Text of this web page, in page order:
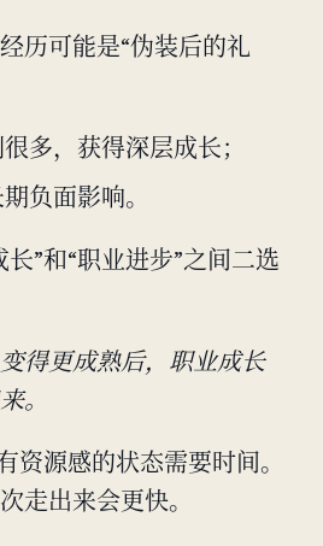
历可能是“伪装后的礼
多，获得深层成长；
负面影响。
”和“职业进步”之间二选
得更成熟后，职业成长
。
资源感的状态需要时间。
走出来会更快。